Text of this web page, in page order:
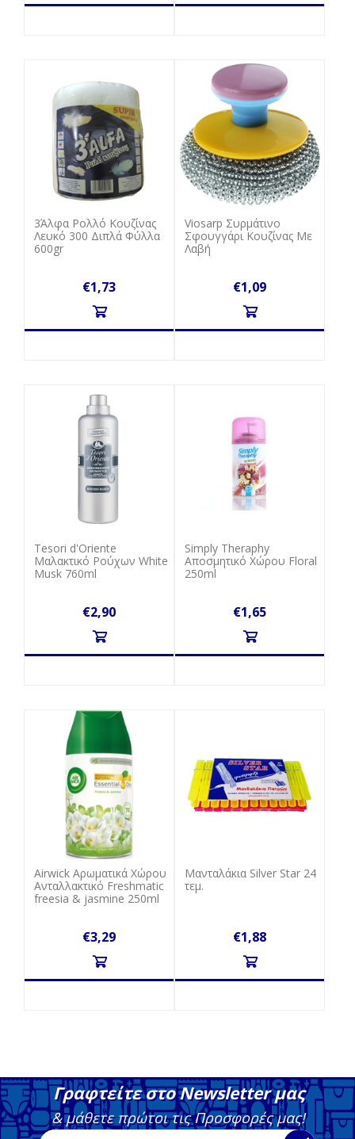
3Άλφα Ρολλό Κουζίνας
Λευκό 300 Διπλά Φύλλα
600gr
€1,73
Viosarp Συρμάτινο
Σφουγγάρι Κουζίνας Με
Λαβή
€1,09
Tesori d'Oriente
Μαλακτικό Ρούχων White
Musk 760ml
€2,90
Simply Theraphy
Αποσμητικό Χώρου Floral
250ml
€1,65
Airwick Αρωματικά Χώρου
Ανταλλακτικό Freshmatic
freesia & jasmine 250ml
€3,29
Μανταλάκια Silver Star 24
τεμ.
€1,88
Γραφτείτε στο Newsletter μας
& μάθετε πρώτοι τις Προσφορές μας!